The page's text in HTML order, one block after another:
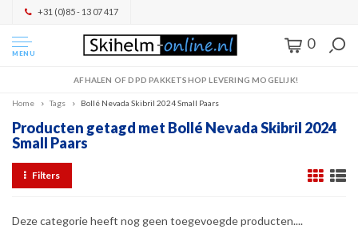
+31 (0)85 - 13 07 417
MENU
0
AFHALEN OF DPD PAKKETSHOP LEVERING MOGELIJK!
Home Tags Bollé Nevada Skibril 2024 Small Paars
Producten getagd met Bollé Nevada Skibril 2024
Small Paars
Filters
Deze categorie heeft nog geen toegevoegde producten....